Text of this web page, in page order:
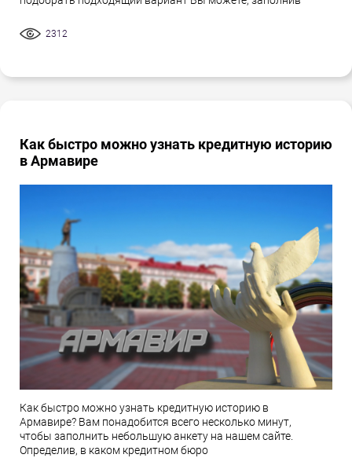
2312
Как быстро можно узнать кредитную историю
в Армавире
Как быстро можно узнать кредитную историю в
Армавире? Вам понадобится всего несколько минут,
чтобы заполнить небольшую анкету на нашем сайте.
Определив, в каком кредитном бюро